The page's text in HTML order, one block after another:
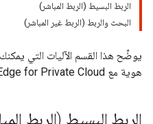
الربط البسيط (الربط المباشر)
البحث والربط (الربط غير المباشر)
هوية مع Apigee Edge for Private Cloud.
الربط البسيط (الربط